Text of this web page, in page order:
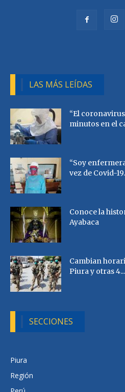
LAS MÁS LEÍDAS
“El
minutos en el
“Soy
vez de Covid-
Conoce la
Ayabaca
Cambian
Piura y otras 4...
SECCIONES
Piura
Región